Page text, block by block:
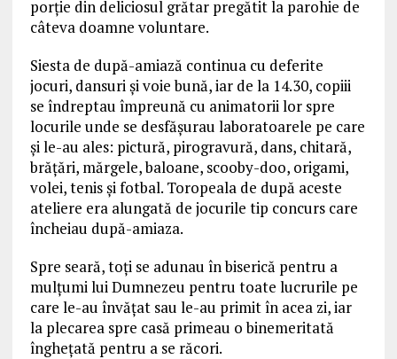
porție din deliciosul grătar pregătit la parohie de
câteva doamne voluntare.
Siesta de după-amiază continua cu deferite
jocuri, dansuri și voie bună, iar de la 14.30, copiii
se îndreptau împreună cu animatorii lor spre
locurile unde se desfășurau laboratoarele pe care
și le-au ales: pictură, pirogravură, dans, chitară,
brățări, mărgele, baloane, scooby-doo, origami,
volei, tenis și fotbal. Toropeala de după aceste
ateliere era alungată de jocurile tip concurs care
încheiau după-amiaza.
Spre seară, toți se adunau în biserică pentru a
mulțumi lui Dumnezeu pentru toate lucrurile pe
care le-au învățat sau le-au primit în acea zi, iar
la plecarea spre casă primeau o binemeritată
înghețată pentru a se răcori.